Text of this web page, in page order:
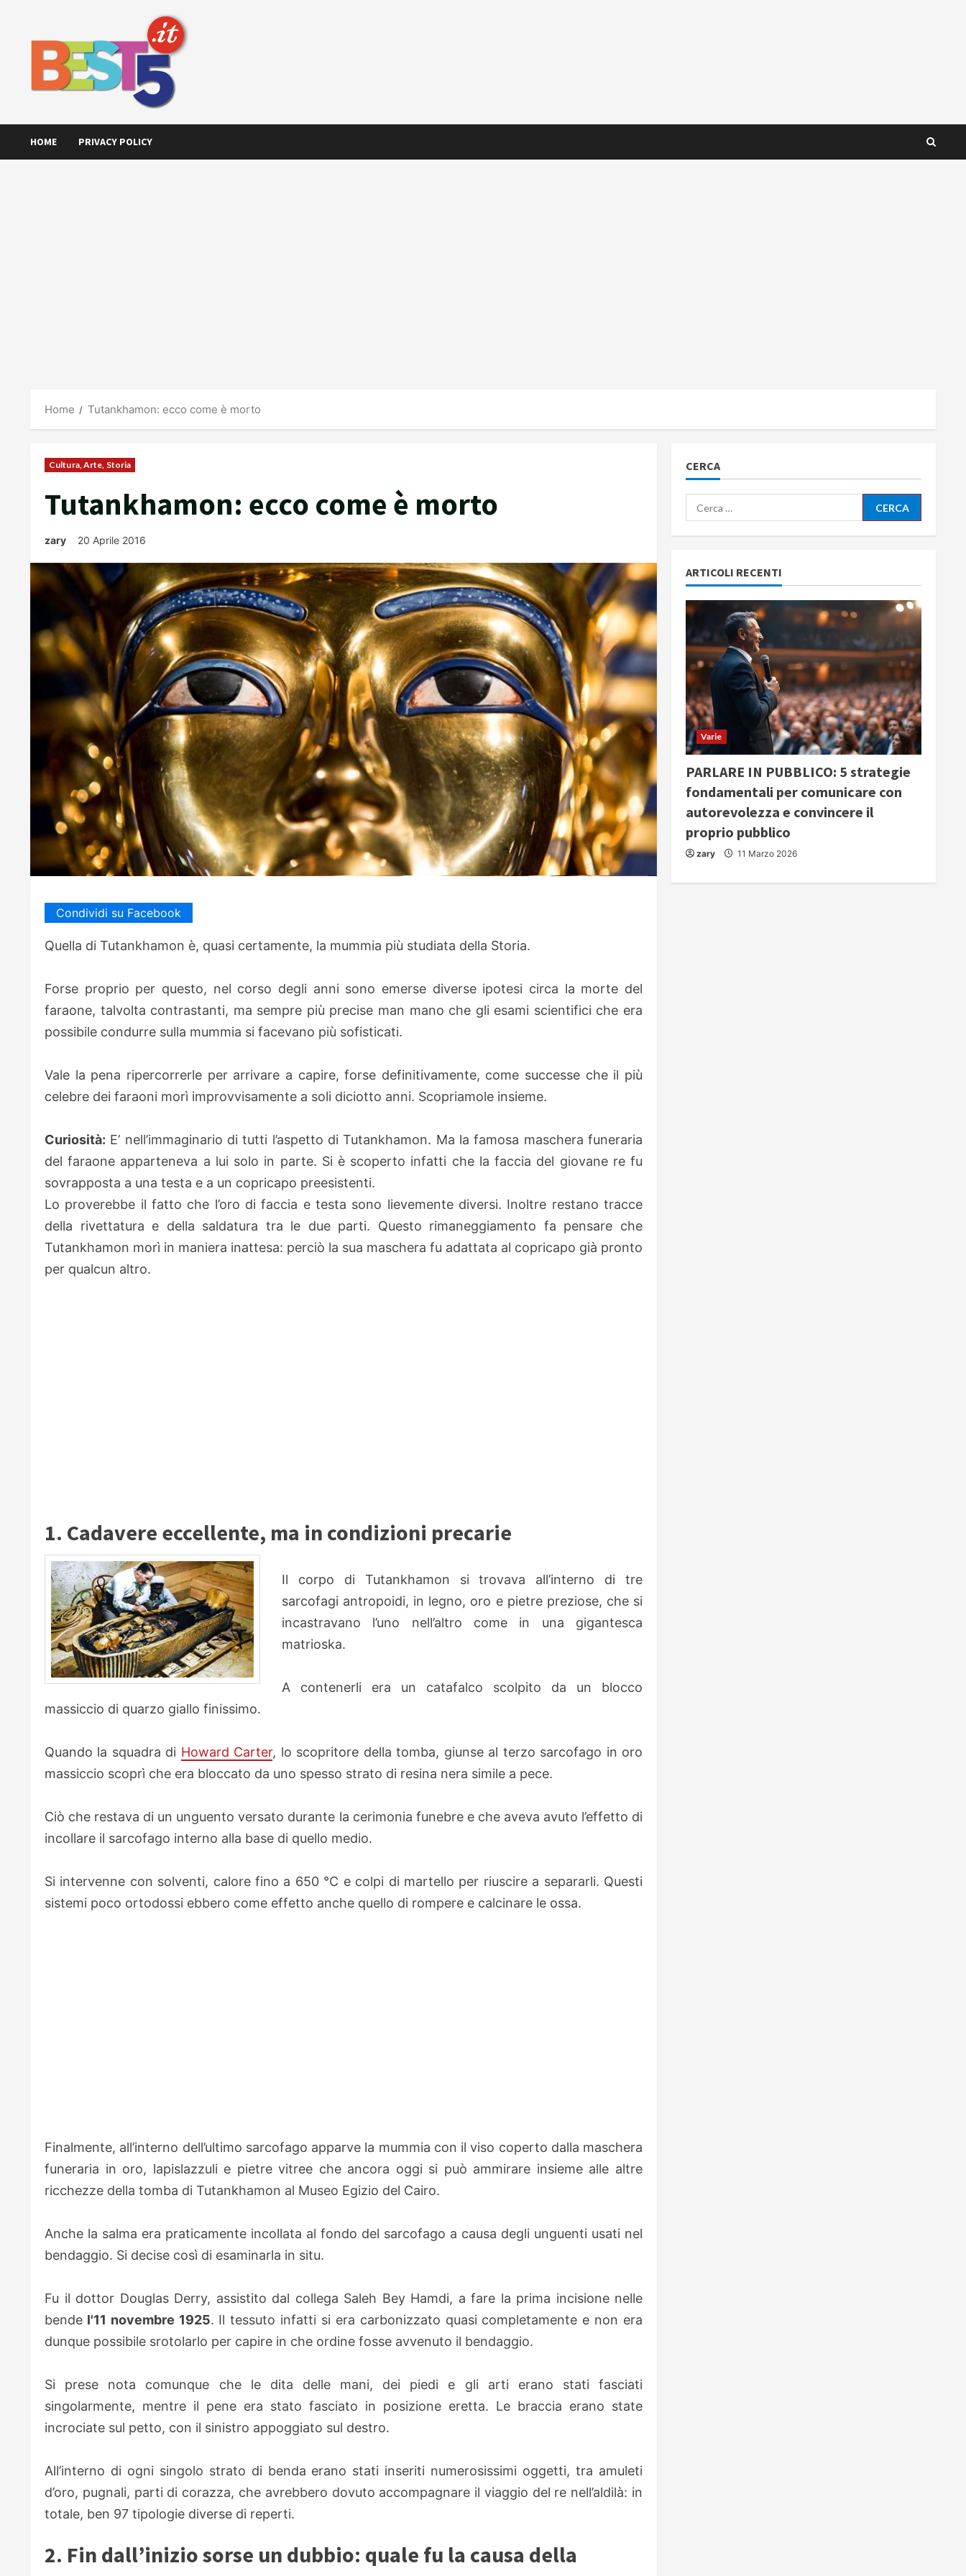
HOME PRIVACY POLICY
Home Tutankhamon: ecco come è morto
Cultura, Arte, Storia
Tutankhamon: ecco come è morto
zary 20 Aprile 2016
Condividi su Facebook
Quella di Tutankhamon è, quasi certamente, la mummia più studiata della Storia.
Forse proprio per questo, nel corso degli anni sono emerse diverse ipotesi circa la morte del
faraone, talvolta contrastanti, ma sempre più precise man mano che gli esami scientifici che era
possibile condurre sulla mummia si facevano più sofisticati.
Vale la pena ripercorrerle per arrivare a capire, forse definitivamente, come successe che il più
celebre dei faraoni morì improvvisamente a soli diciotto anni. Scopriamole insieme.
Curiosità: E’ nell’immaginario di tutti l’aspetto di Tutankhamon. Ma la famosa maschera funeraria
del faraone apparteneva a lui solo in parte. Si è scoperto infatti che la faccia del giovane re fu
sovrapposta a una testa e a un copricapo preesistenti.
Lo proverebbe il fatto che l’oro di faccia e testa sono lievemente diversi. Inoltre restano tracce
della rivettatura e della saldatura tra le due parti. Questo rimaneggiamento fa pensare che
Tutankhamon morì in maniera inattesa: perciò la sua maschera fu adattata al copricapo già pronto
per qualcun altro.
1. Cadavere eccellente, ma in condizioni precarie
Il corpo di Tutankhamon si trovava all’interno di tre
sarcofagi antropoidi, in legno, oro e pietre preziose, che si
incastravano l’uno nell’altro come in una gigantesca
matrioska.
A contenerli era un catafalco scolpito da un blocco
massiccio di quarzo giallo finissimo.
Quando la squadra di Howard Carter, lo scopritore della tomba, giunse al terzo sarcofago in oro
massiccio scoprì che era bloccato da uno spesso strato di resina nera simile a pece.
Ciò che restava di un unguento versato durante la cerimonia funebre e che aveva avuto l’effetto di
incollare il sarcofago interno alla base di quello medio.
Si intervenne con solventi, calore fino a 650 °C e colpi di martello per riuscire a separarli. Questi
sistemi poco ortodossi ebbero come effetto anche quello di rompere e calcinare le ossa.
Finalmente, all’interno dell’ultimo sarcofago apparve la mummia con il viso coperto dalla maschera
funeraria in oro, lapislazzuli e pietre vitree che ancora oggi si può ammirare insieme alle altre
ricchezze della tomba di Tutankhamon al Museo Egizio del Cairo.
Anche la salma era praticamente incollata al fondo del sarcofago a causa degli unguenti usati nel
bendaggio. Si decise così di esaminarla in situ.
Fu il dottor Douglas Derry, assistito dal collega Saleh Bey Hamdi, a fare la prima incisione nelle
bende l'11 novembre 1925. Il tessuto infatti si era carbonizzato quasi completamente e non era
dunque possibile srotolarlo per capire in che ordine fosse avvenuto il bendaggio.
Si prese nota comunque che le dita delle mani, dei piedi e gli arti erano stati fasciati
singolarmente, mentre il pene era stato fasciato in posizione eretta. Le braccia erano state
incrociate sul petto, con il sinistro appoggiato sul destro.
All’interno di ogni singolo strato di benda erano stati inseriti numerosissimi oggetti, tra amuleti
d’oro, pugnali, parti di corazza, che avrebbero dovuto accompagnare il viaggio del re nell’aldilà: in
totale, ben 97 tipologie diverse di reperti.
2. Fin dall’inizio sorse un dubbio: quale fu la causa della
CERCA
Ricerca
per:
ARTICOLI RECENTI
Varie
PARLARE IN PUBBLICO: 5 strategie
fondamentali per comunicare con
autorevolezza e convincere il
proprio pubblico
zary 11 Marzo 2026